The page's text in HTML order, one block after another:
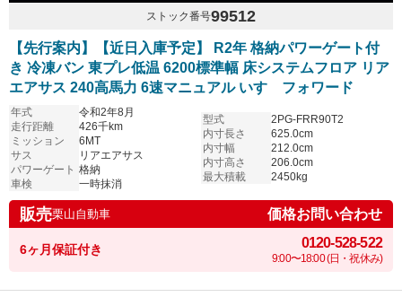
ストック番号99512
【先行案内】【近日入庫予定】 R2年 格納パワーゲート付
き 冷凍バン 東プレ低温 6200標準幅 床システムフロア リア
エアサス 240高馬力 6速マニュアル いすゞフォワード
年式
令和2年8月
走行距離
426千km
ミッション
6MT
サス
リアエアサス
パワーゲート 格納
車検
一時抹消
型式
2PG-FRR90T2
内寸長さ
625.0cm
内寸幅
212.0cm
内寸高さ
206.0cm
最大積載
2450kg
販売栗山自動車 価格お問い合わせ
6ヶ月保証付き 0120-528-522
9:00〜18:00 (日・祝休み)